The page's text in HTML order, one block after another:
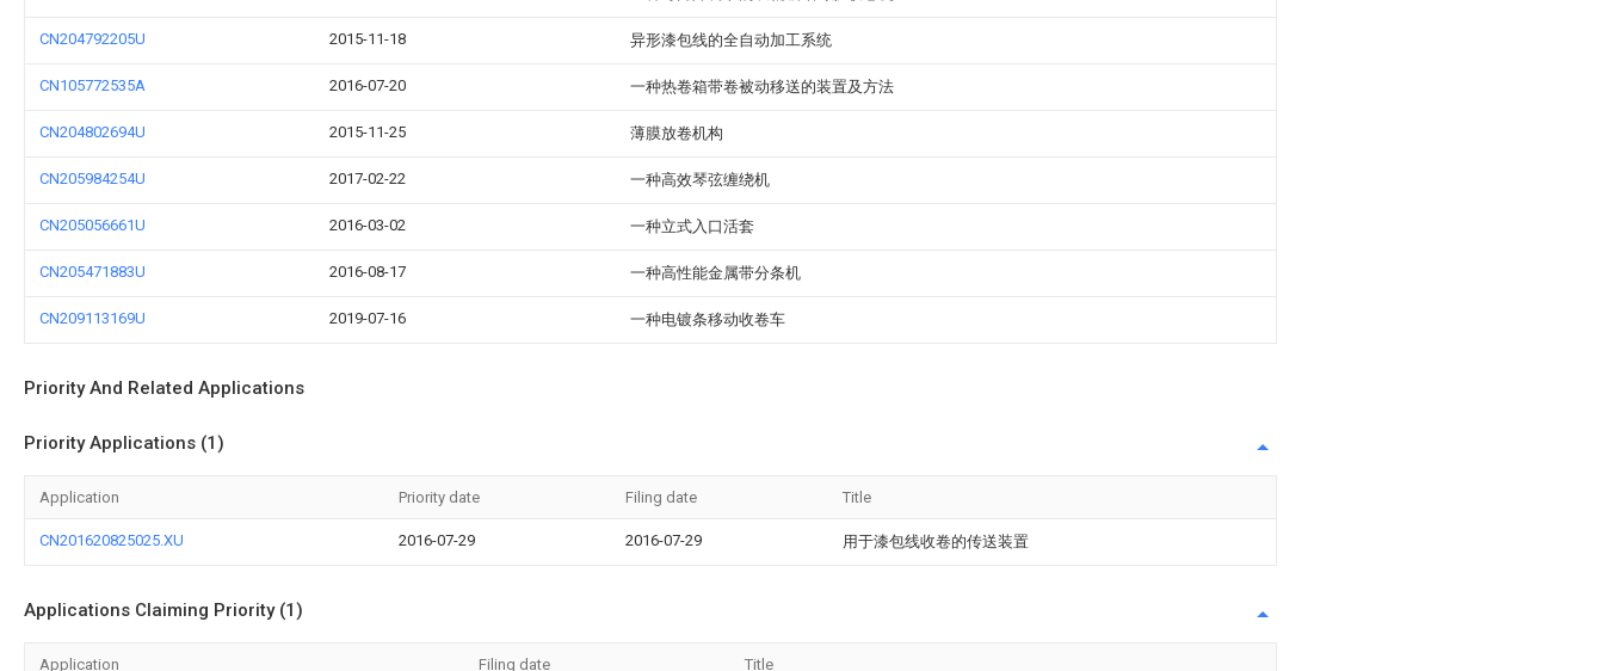
CN204792205U 2015-11-18 异形漆包线的全自动加工系统
CN105772535A 2016-07-20 一种热卷箱带卷被动移送的装置及方法
CN204802694U 2015-11-25 薄膜放卷机构
CN205984254U 2017-02-22 一种高效琴弦缠绕机
CN205056661U 2016-03-02 一种立式入口活套
CN205471883U 2016-08-17 一种高性能金属带分条机
CN209113169U 2019-07-16 一种电镀条移动收卷车
Priority And Related Applications
Priority Applications (1)
Application Priority date Filing date Title
CN201620825025.XU 2016-07-29 2016-07-29 用于漆包线收卷的传送装置
Applications Claiming Priority (1)
Application Filing date Title